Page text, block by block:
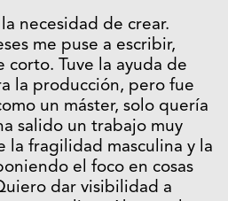
la necesidad de crear.
me puse a escribir,
corto. Tuve la ayuda de
la producción, pero fue
un máster, solo quería
salido un trabajo muy
la fragilidad masculina y la
el foco en cosas
dar visibilidad a